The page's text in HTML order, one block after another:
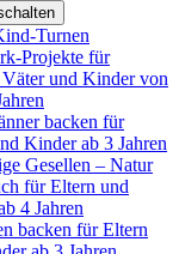
Turnen
Projekte für
und Kinder von
backen für
Kinder ab 3 Jahren
Gesellen – Natur
für Eltern und
4 Jahren
backen für Eltern